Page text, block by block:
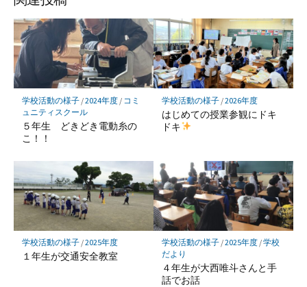
ク
マ
ー
ク
に
保
学校活動の様子/2024年度/ コミ
ュニティスクール
５年生 どきどき電動糸の
こ！！
学校活動の様子/2026年度
はじめての授業参観にドキ
ドキ
学校活動の様子/2025年度
１年生が交通安全教室
学校活動の様子/2025年度/学校
だより
４年生が大西唯斗さんと手
話でお話